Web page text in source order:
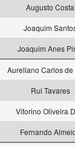
Augusto Costa
Joaquim
Joaquim Anes
Aureliano Carlos de
Rui Tavares
Vitorino Oliveira
Fernando